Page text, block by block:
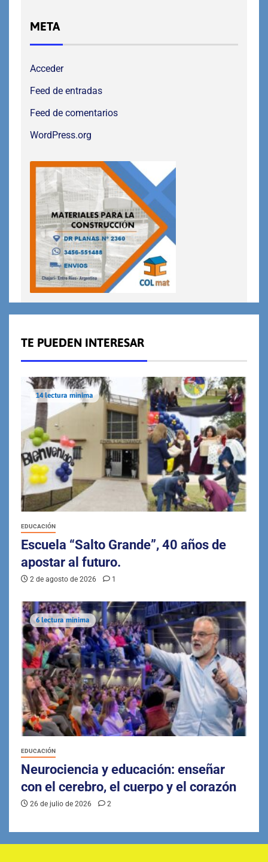
META
Acceder
Feed de entradas
Feed de comentarios
WordPress.org
TE PUEDEN INTERESAR
14 lectura mínima
EDUCACIÓN
Escuela “Salto Grande”, 40 años de
apostar al futuro.
2 de agosto de 2026 1
6 lectura mínima
EDUCACIÓN
Neurociencia y educación: enseñar
con el cerebro, el cuerpo y el corazón
26 de julio de 2026 2